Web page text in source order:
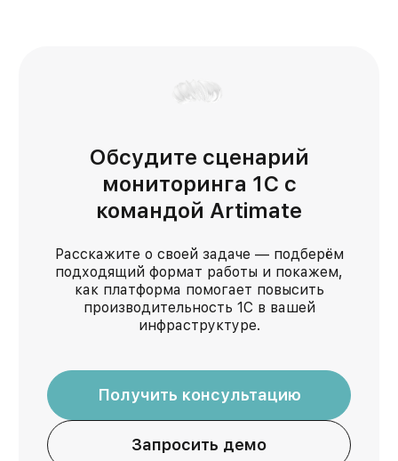
Обсудите сценарий
мониторинга 1С с
командой Artimate
Расскажите о своей задаче — подберём
подходящий формат работы и покажем,
как платформа помогает повысить
производительность 1С в вашей
инфраструктуре.
Получить консультацию
Запросить демо